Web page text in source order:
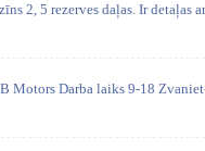
2, 5 rezerves daļas. Ir detaļas
Motors Darba laiks 9-18